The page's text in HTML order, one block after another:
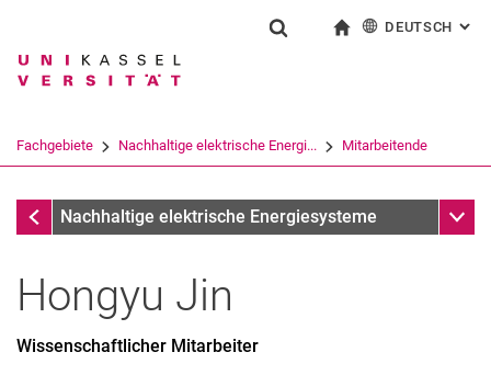
Springe direkt zu: Inhalt
Springe direkt zu: Suche
Springe direkt zu:
Suchbegriff
Suchen (öffnet externen Link in einem
DEUTSCH :
Fachgebiete Nachhaltige elektrische Energi... Mitarbeitende
Mitarbeitende
Nachhaltige elektrische Energiesysteme
Hongyu Jin
Wissenschaftlicher Mitarbeiter